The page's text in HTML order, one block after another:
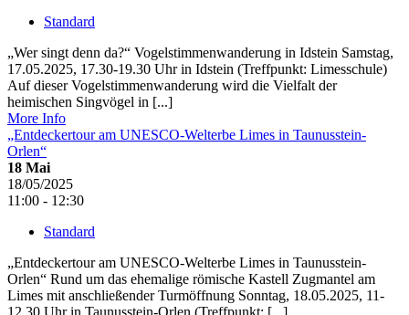
Standard
„Wer singt denn da?“ Vogelstimmenwanderung in Idstein Samstag,
17.05.2025, 17.30-19.30 Uhr in Idstein (Treffpunkt: Limesschule)
Auf dieser Vogelstimmenwanderung wird die Vielfalt der
heimischen Singvögel in [...]
More Info
„Entdeckertour am UNESCO-Welterbe Limes in Taunusstein-
Orlen“
18 Mai
18/05/2025
11:00 - 12:30
Standard
„Entdeckertour am UNESCO-Welterbe Limes in Taunusstein-
Orlen“ Rund um das ehemalige römische Kastell Zugmantel am
Limes mit anschließender Turmöffnung Sonntag, 18.05.2025, 11-